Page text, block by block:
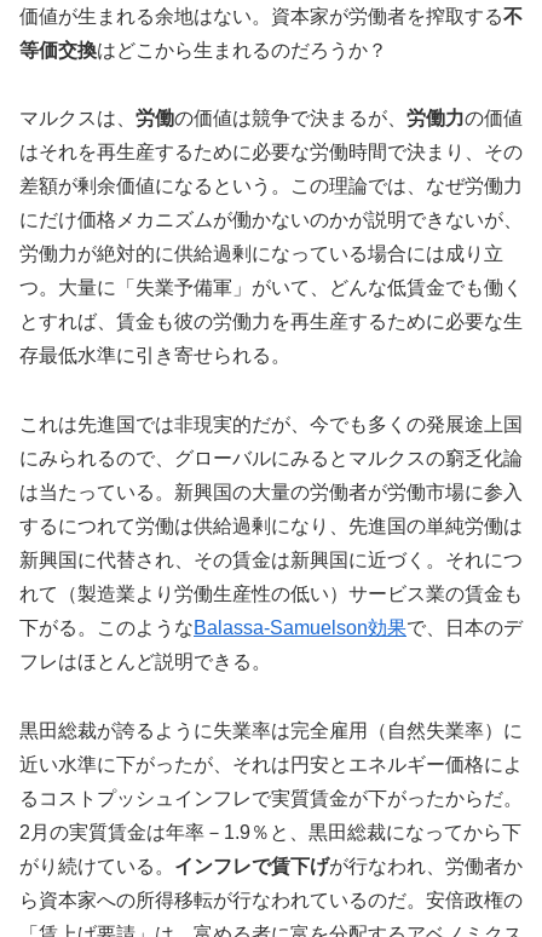
価値が生まれる余地はない。資本家が労働者を搾取する不
等価交換はどこから生まれるのだろうか？
マルクスは、 労働の価値は競争で決まるが、 労働力の価値
はそれを再生産するために必要な労働時間で決まり、その
差額が剰余価値になるという。この理論では、なぜ労働力
にだけ価格メカニズムが働かないのかが説明できないが、
労働力が絶対的に供給過剰になっている場合には成り立
つ。大量に「失業予備軍」がいて、どんな低賃金でも働く
とすれば、賃金も彼の労働力を再生産するために必要な生
存最低水準に引き寄せられる。
これは先進国では非現実的だが、今でも多くの発展途上国
にみられるので、グローバルにみるとマルクスの窮乏化論
は当たっている。新興国の大量の労働者が労働市場に参入
するにつれて労働は供給過剰になり、先進国の単純労働は
新興国に代替され、その賃金は新興国に近づく。それにつ
れて（製造業より労働生産性の低い）サービス業の賃金も
下がる。このようなBalassa-Samuelson効果で、日本のデ
フレはほとんど説明できる。
黒田総裁が誇るように失業率は完全雇用（自然失業率）に
近い水準に下がったが、それは円安とエネルギー価格によ
るコストプッシュインフレで実質賃金が下がったからだ。
2月の実質賃金は年率－1.9％と、黒田総裁になってから下
がり続けている。 インフレで賃下げが行なわれ、労働者か
ら資本家への所得移転が行なわれているのだ。安倍政権の